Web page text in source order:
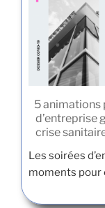
5 animations
d’entreprise
crise
Les soirées
moments pour